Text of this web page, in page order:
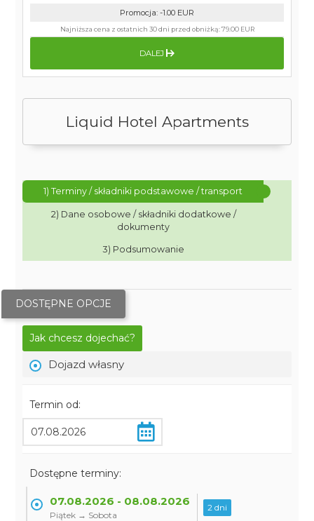
Liquid Hotel Apartments
1) Terminy / składniki podstawowe / transport
2) Dane osobowe / składniki dodatkowe /
dokumenty
3) Podsumowanie
DOSTĘPNE OPCJE
Jak chcesz dojechać?
Dojazd własny
Termin od:
Dostępne terminy:
07.08.2026 - 08.08.2026
Piątek → Sobota
2 dni
Promocja: -1.00 EUR
Najniższa cena z ostatnich 30 dni przed obniżką:79.00 EUR
DALEJ